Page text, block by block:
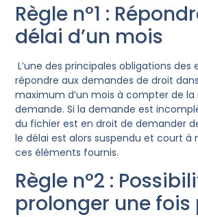
Règle n°1 :
délai d’un mois
L’une des principales obligations des
répondre aux demandes de droit
maximum d’un mois à compter de
demande. Si la demande est
du fichier est en droit de demander
le délai est alors suspendu et court à
ces éléments fournis.
Règle n°2 :
prolonger une fois